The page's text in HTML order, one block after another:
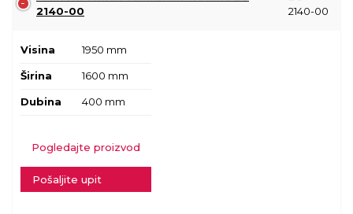
2140-00
2140-00
Visina 1950 mm
Širina 1600 mm
Dubina 400 mm
Pogledajte proizvod
Pošaljite upit